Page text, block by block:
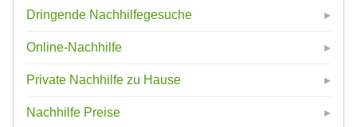
Dringende Nachhilfegesuche
Online-Nachhilfe
Private Nachhilfe zu Hause
Nachhilfe Preise